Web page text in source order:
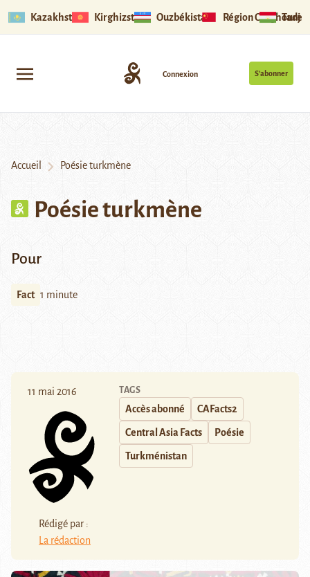
Kazakhstan Kirghizstan Ouzbékistan Région Ouïghoure
S’abonner
Connexion
Accueil Poésie turkmène
Poésie turkmène
Pour
Fact 1 minute
11 mai 2016
Rédigé par :
La rédaction
TAGS
Accès abonné CAFacts2
Central Asia Facts Poésie
Turkménistan